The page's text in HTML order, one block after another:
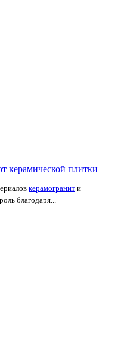
керамической плитки
керамогранит и
благодаря...